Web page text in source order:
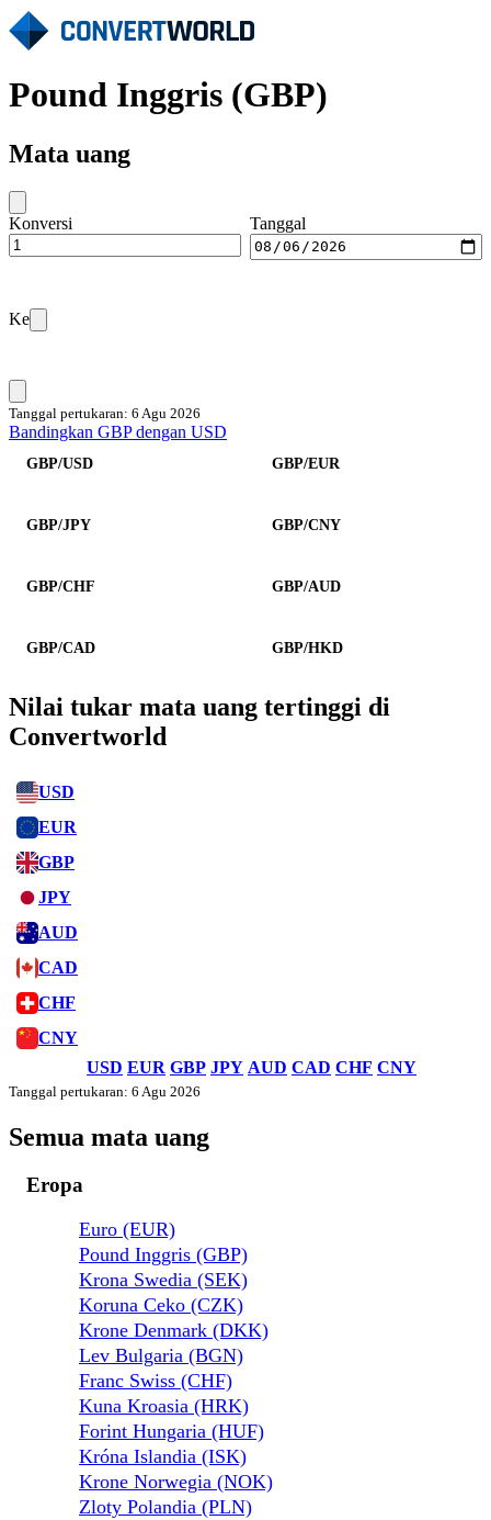
Pound Inggris (GBP)
Mata uang
Konversi Tanggal
Ke
Tanggal pertukaran: 6 Agu 2026
Bandingkan GBP dengan USD
GBP/USD GBP/EUR
GBP/JPY GBP/CNY
GBP/CHF GBP/AUD
GBP/CAD GBP/HKD
Nilai tukar mata uang tertinggi di
Convertworld
USD
EUR
GBP
JPY
AUD
CAD
CHF
CNY
USD EUR GBP JPY AUD CAD CHF CNY
Tanggal pertukaran: 6 Agu 2026
Semua mata uang
Eropa
Euro (EUR)
Pound Inggris (GBP)
Krona Swedia (SEK)
Koruna Ceko (CZK)
Krone Denmark (DKK)
Lev Bulgaria (BGN)
Franc Swiss (CHF)
Kuna Kroasia (HRK)
Forint Hungaria (HUF)
Króna Islandia (ISK)
Krone Norwegia (NOK)
Zloty Polandia (PLN)